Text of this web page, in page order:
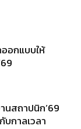
อกแบบให้
นสถาปนิก’69
กาลเวลา